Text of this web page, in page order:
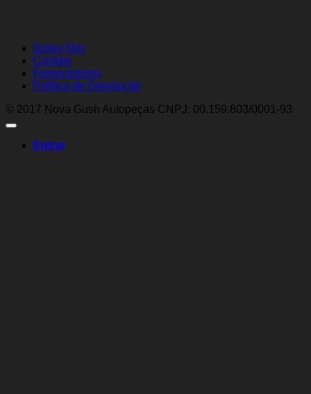
Sobre Nós
Contato
Fornecedores
Política de Devolução
© 2017 Nova Gush Autopeças CNPJ: 00.159.803/0001-93
Entrar